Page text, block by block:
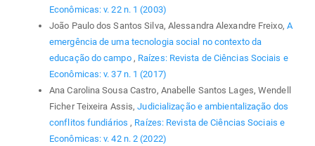
Econômicas: v. 22 n. 1 (2003)
João Paulo dos Santos Silva, Alessandra Alexandre Freixo, A
emergência de uma tecnologia social no contexto da
educação do campo , Raízes: Revista de Ciências Sociais e
Econômicas: v. 37 n. 1 (2017)
Ana Carolina Sousa Castro, Anabelle Santos Lages, Wendell
Ficher Teixeira Assis,Judicialização e ambientalização dos
conflitos fundiários, Raízes: Revista de Ciências Sociais e
Econômicas: v. 42 n. 2 (2022)